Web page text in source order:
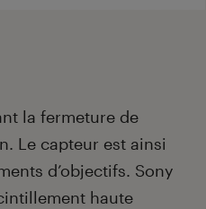
la fermeture de
Le capteur est ainsi
d’objectifs. Sony
haute